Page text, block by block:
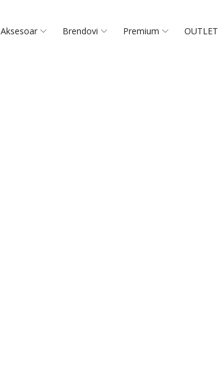
Aksesoar Brendovi Premium OUTLET